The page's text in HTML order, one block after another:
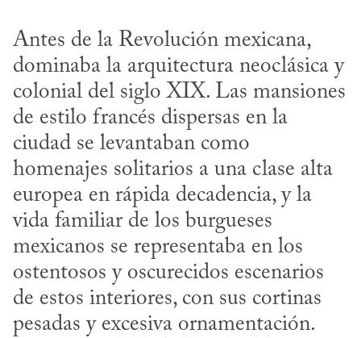
Antes de la Revolución mexicana,
dominaba la arquitectura neoclásica y
colonial del siglo XIX. Las mansiones
de estilo francés dispersas en la
ciudad se levantaban como
homenajes solitarios a una clase alta
europea en rápida decadencia, y la
vida familiar de los burgueses
mexicanos se representaba en los
ostentosos y oscurecidos escenarios
de estos interiores, con sus cortinas
pesadas y excesiva ornamentación.